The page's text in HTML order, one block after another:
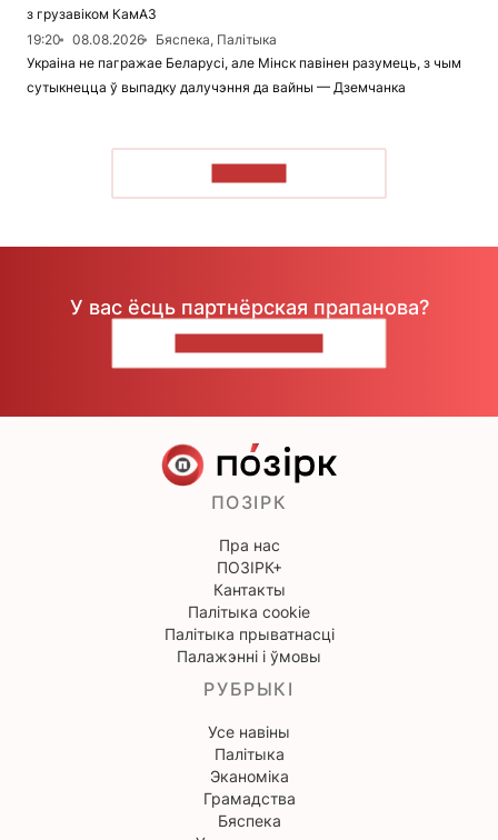
з грузавіком КамАЗ
19:20
08.08.2026
Бяспека, Палітыка
Украіна не пагражае Беларусі, але Мінск павінен разумець, з чым
сутыкнецца ў выпадку далучэння да вайны — Дземчанка
У вас ёсць партнёрская прапанова?
ПОЗІРК
Пра нас
ПОЗІРК+
Кантакты
Палітыка cookie
Палітыка прыватнасці
Палажэнні і ўмовы
РУБРЫКІ
Усе навіны
Палітыка
Эканоміка
Грамадства
Бяспека